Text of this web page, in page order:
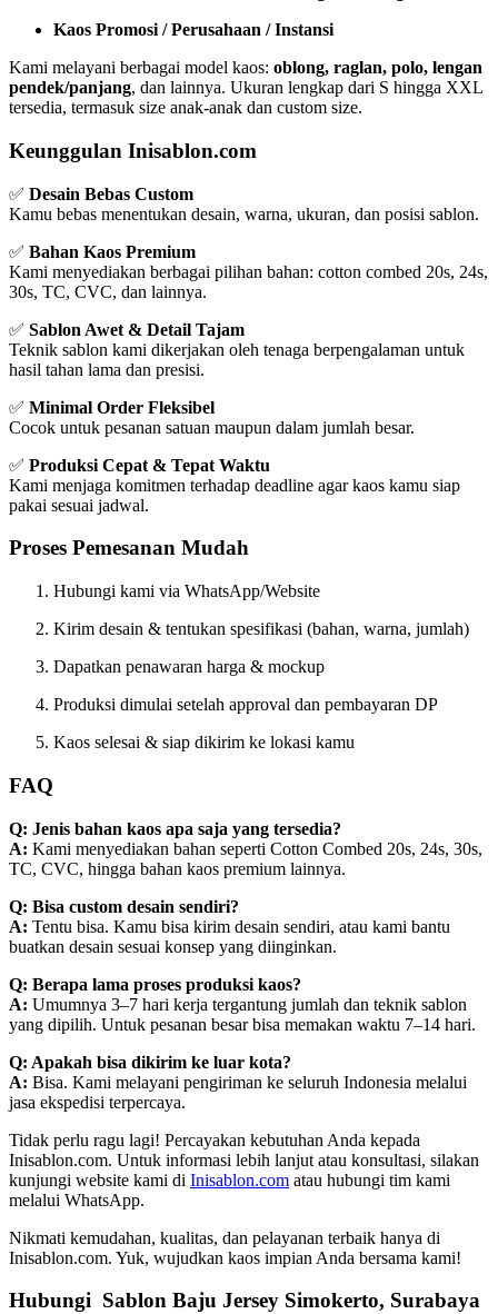
Kaos Promosi / Perusahaan / Instansi
Kami melayani berbagai model kaos: oblong, raglan, polo, lengan
pendek/panjang, dan lainnya. Ukuran lengkap dari S hingga XXL
tersedia, termasuk size anak-anak dan custom size.
Keunggulan Inisablon.com
✅ Desain Bebas Custom
Kamu bebas menentukan desain, warna, ukuran, dan posisi sablon.
✅ Bahan Kaos Premium
Kami menyediakan berbagai pilihan bahan: cotton combed 20s, 24s,
30s, TC, CVC, dan lainnya.
✅ Sablon Awet & Detail Tajam
Teknik sablon kami dikerjakan oleh tenaga berpengalaman untuk
hasil tahan lama dan presisi.
✅ Minimal Order Fleksibel
Cocok untuk pesanan satuan maupun dalam jumlah besar.
✅ Produksi Cepat & Tepat Waktu
Kami menjaga komitmen terhadap deadline agar kaos kamu siap
pakai sesuai jadwal.
Proses Pemesanan Mudah
Hubungi kami via WhatsApp/Website
Kirim desain & tentukan spesifikasi (bahan, warna, jumlah)
Dapatkan penawaran harga & mockup
Produksi dimulai setelah approval dan pembayaran DP
Kaos selesai & siap dikirim ke lokasi kamu
FAQ
Q: Jenis bahan kaos apa saja yang tersedia?
A: Kami menyediakan bahan seperti Cotton Combed 20s, 24s, 30s,
TC, CVC, hingga bahan kaos premium lainnya.
Q: Bisa custom desain sendiri?
A: Tentu bisa. Kamu bisa kirim desain sendiri, atau kami bantu
buatkan desain sesuai konsep yang diinginkan.
Q: Berapa lama proses produksi kaos?
A: Umumnya 3–7 hari kerja tergantung jumlah dan teknik sablon
yang dipilih. Untuk pesanan besar bisa memakan waktu 7–14 hari.
Q: Apakah bisa dikirim ke luar kota?
A: Bisa. Kami melayani pengiriman ke seluruh Indonesia melalui
jasa ekspedisi terpercaya.
Tidak perlu ragu lagi! Percayakan kebutuhan Anda kepada
Inisablon.com. Untuk informasi lebih lanjut atau konsultasi, silakan
kunjungi website kami di Inisablon.com atau hubungi tim kami
melalui WhatsApp.
Nikmati kemudahan, kualitas, dan pelayanan terbaik hanya di
Inisablon.com. Yuk, wujudkan kaos impian Anda bersama kami!
Hubungi Sablon Baju Jersey Simokerto, Surabaya